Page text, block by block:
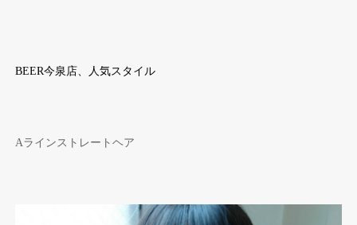
BEER今泉店、人気スタイル
Aラインストレートヘア